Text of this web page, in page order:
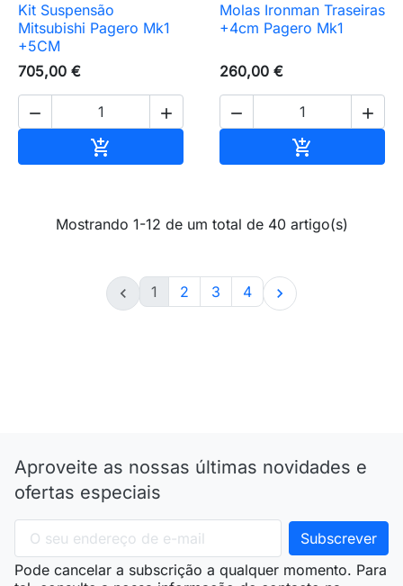
Kit Suspensão
Mitsubishi Pagero Mk1
+5CM
705,00 €
 

Molas Ironman Traseiras
+4cm Pagero Mk1
260,00 €
 

Mostrando 1-12 de um total de 40 artigo(s)
 1 2 3 4 
Aproveite as nossas últimas novidades e
ofertas especiais
Pode cancelar a subscrição a qualquer momento. Para